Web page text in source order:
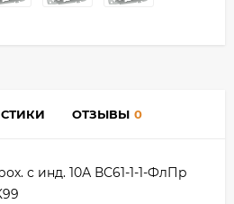
ОТЗЫВЫ 0
с инд. 10А ВС61-1-1-ФлПр